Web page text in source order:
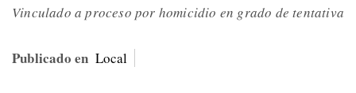
Vinculado a proceso por homicidio en grado de tentativa
Publicado en Local